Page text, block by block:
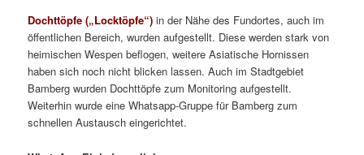
Dochttöpfe („Locktöpfe“) in der Nähe des Fundortes, auch im
öffentlichen Bereich, wurden aufgestellt. Diese werden stark von
heimischen Wespen beflogen, weitere Asiatische Hornissen
haben sich noch nicht blicken lassen. Auch im Stadtgebiet
Bamberg wurden Dochttöpfe zum Monitoring aufgestellt.
Weiterhin wurde eine Whatsapp-Gruppe für Bamberg zum
schnellen Austausch eingerichtet.